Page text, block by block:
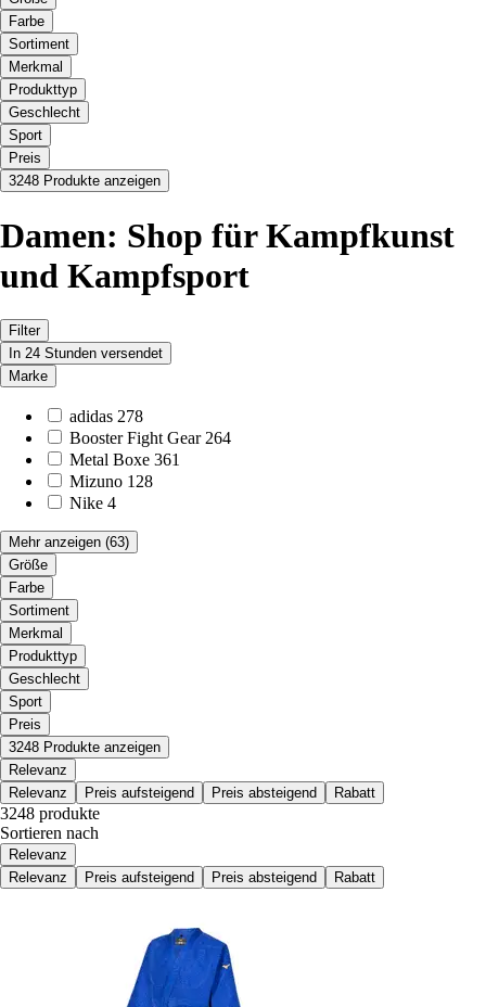
Farbe
Sortiment
Merkmal
Produkttyp
Geschlecht
Sport
Preis
3248 Produkte anzeigen
Damen: Shop für Kampfkunst
und Kampfsport
Filter
In 24 Stunden versendet
Marke
adidas 278
Booster Fight Gear 264
Metal Boxe 361
Mizuno 128
Nike 4
Mehr anzeigen (63)
Größe
Farbe
Sortiment
Merkmal
Produkttyp
Geschlecht
Sport
Preis
3248 Produkte anzeigen
Relevanz
Relevanz
Preis aufsteigend Preis absteigend Rabatt
3248 produkte
Sortieren nach
Relevanz
Relevanz
Preis aufsteigend Preis absteigend Rabatt